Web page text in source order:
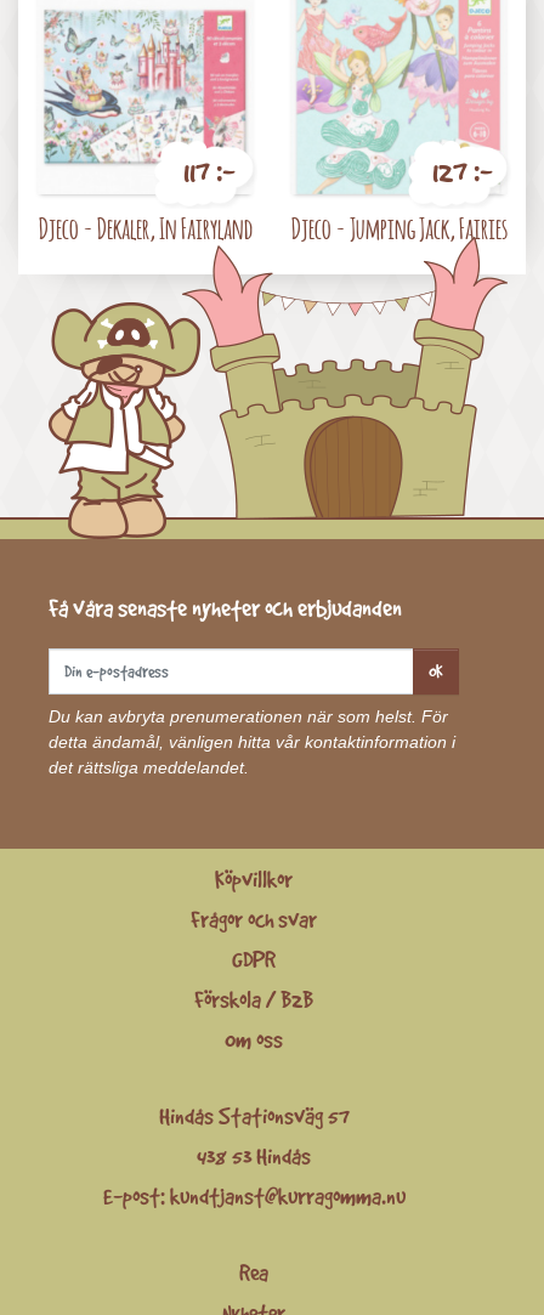
117 :-
Djeco - Dekaler, In Fairyland
127 :-
Djeco - Jumping Jack, Fairies
Få våra senaste nyheter och erbjudanden
OK
Du kan avbryta prenumerationen när som helst. För
detta ändamål, vänligen hitta vår kontaktinformation i
det rättsliga meddelandet.
Köpvillkor
Frågor och svar
GDPR
Förskola / B2B
Om oss
Hindås Stationsväg 57
438 53 Hindås
E-post:kundtjanst@kurragomma.nu
Rea